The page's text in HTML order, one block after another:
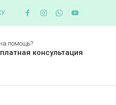
помощь?
консультация